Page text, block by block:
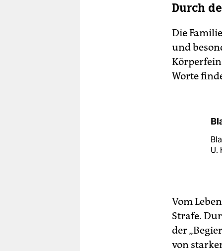
Durch
Die
und
Worte
U.
Vom
Strafe.
der
von